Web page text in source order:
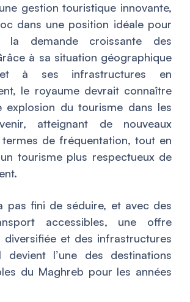
gestion touristique innovante,
dans une position idéale pour
la demande croissante des
à sa situation géographique
et à ses infrastructures en
le royaume devrait connaître
explosion du tourisme dans les
atteignant de nouveaux
de fréquentation, tout en
tourisme plus respectueux de
pas fini de séduire, et avec des
accessibles, une offre
diversifiée et des infrastructures
devient l’une des destinations
du Maghreb pour les années